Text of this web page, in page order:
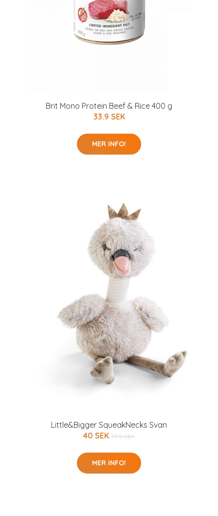
Brit Mono Protein Beef & Rice 400 g
33.9 SEK
MER INFO!
Little&Bigger SqueakNecks Svan
40 SEK 79.9 SEK
MER INFO!